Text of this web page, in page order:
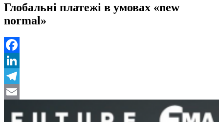
Глобальні платежі в умовах «new
normal»
Facebook
LinkedIn
Telegram